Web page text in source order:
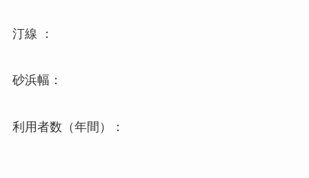
汀線 ：
砂浜幅：
利用者数（年間）：